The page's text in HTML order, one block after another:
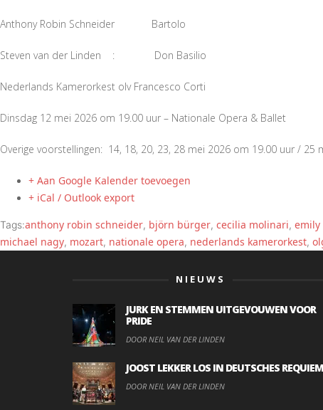
Anthony Robin Schneider Bartolo
Steven van der Linden : Don Basilio
Nederlands Kamerorkest olv Francesco Corti
Dinsdag 12 mei 2026 om 19.00 uur – Nationale Opera & Ballet
Overige voorstellingen: 14, 18, 20, 23, 28 mei 2026 om 19.00 uur / 25
+ Aan Google Kalender toevoegen
+ iCal / Outlook export
Tags:anthony robin schneider, björn bürger, cecilia molinari, emily
michael nagy, mozart, nationale opera, nederlands kamerorkest,
NIEUWS
JURK EN STEMMEN UITGEVOUWEN VOOR
PRIDE
DOOR NEIL VAN DER LINDEN
JOOST LEKKER LOS IN DEUTSCHES REQUIEM
DOOR NEIL VAN DER LINDEN